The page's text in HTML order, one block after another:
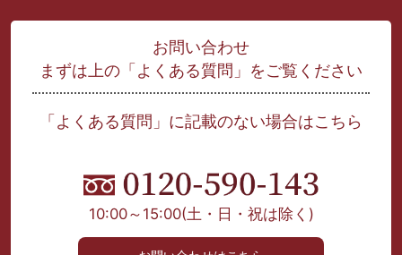
お問い合わせ
まずは上の「よくある質問」をご覧ください
「よくある質問」に記載のない場合はこちら
10:00～15:00(土・日・祝は除く)